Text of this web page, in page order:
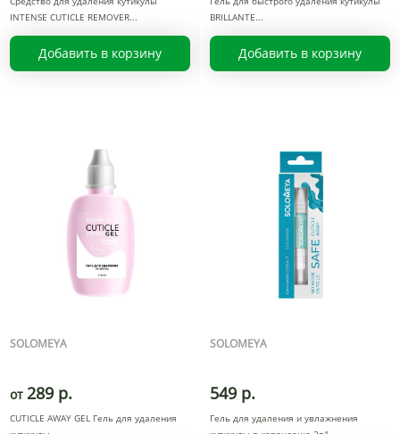
INTENSE CUTICLE REMOVER
Добавить в корзину
BRILLANTE
Добавить в корзину
SOLOMEYA
от 289 р.
CUTICLE AWAY GEL Гель для удаления
SOLOMEYA
549 р.
Гель для удаления и увлажнения